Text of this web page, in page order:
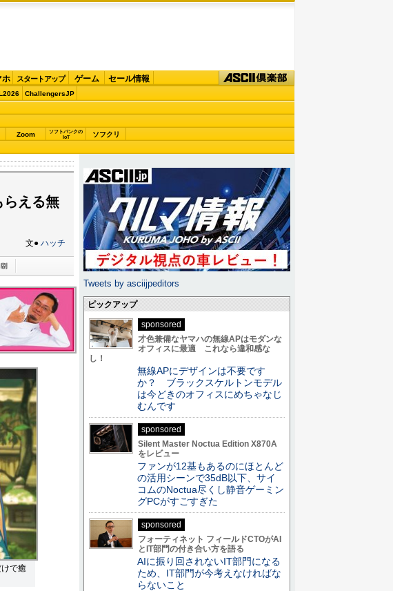
ホ スタートアップ ゲーム セール情報
ChallengersJP
Zoom
ソフトバンクの
IoT
ソフクリ
らえる無
文● ハッチ
で癒
Tweets by asciijpeditors
ピックアップ
sponsored
才色兼備なヤマハの無線APはモダンな
オフィスに最適 これなら違和感な
し！
無線APにデザインは不要です
か？ ブラックスケルトンモデル
は今どきのオフィスにめちゃなじ
むんです
sponsored
Silent Master Noctua Edition X870A
をレビュー
ファンが12基もあるのにほとんど
の活用シーンで35dB以下、サイ
コムのNoctua尽くし静音ゲーミン
グPCがすごすぎた
sponsored
フォーティネット フィールドCTOがAI
とIT部門の付き合い方を語る
AIに振り回されないIT部門になる
ため、IT部門が今考えなければな
らないこと